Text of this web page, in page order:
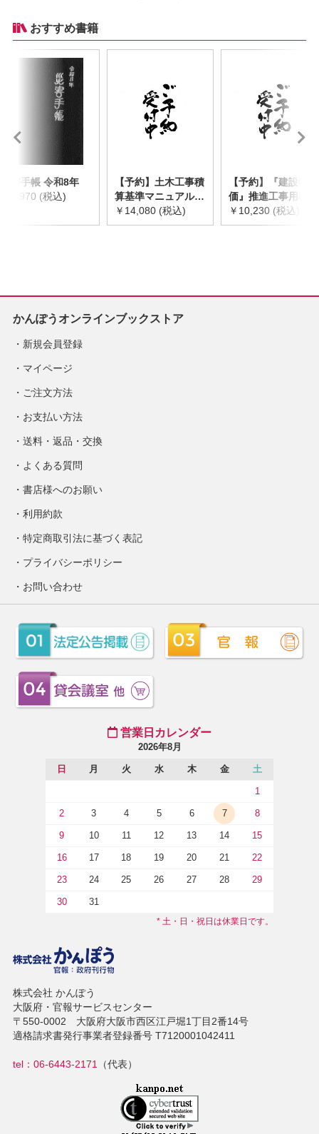
おすすめ書籍
災害手帳 令和8年
￥2,970 (税込)
【予約】土木工事積
算基準マニュアル
令和8年度版
※2026年8月下旬発
￥14,080 (税込)
【予約】『建設物
価』推進工事用機械
器具等基礎価格表
2026年度版
￥10,230 (税込)
かんぽうオンラインブックストア
新規会員登録
マイページ
ご注文方法
お支払い方法
送料・返品・交換
よくある質問
書店様へのお願い
利用約款
特定商取引法に基づく表記
プライバシーポリシー
お問い合わせ
営業日カレンダー
2026年8月
日 月 火 水 木 金 土
1
2 3 4 5 6 7 8
9 10 11 12 13 14 15
16 17 18 19 20 21 22
23 24 25 26 27 28 29
30 31
* 土・日・祝日は休業日です。
株式会社 かんぽう
大阪府・官報サービスセンター
〒550-0002 大阪府大阪市西区江戸堀1丁目2番14号
適格請求書発行事業者登録番号 T7120001042411
tel：06-6443-2171 （代表）